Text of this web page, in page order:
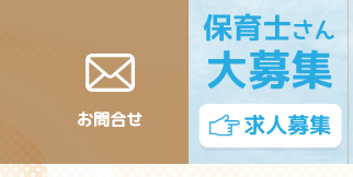
お問合せ